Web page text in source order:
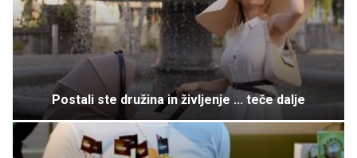
Postali ste družina in življenje ... teče dalje